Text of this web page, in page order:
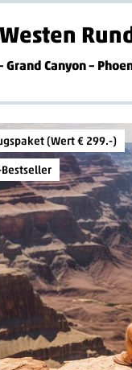
Grand Canyon –
(Wert € 299.-)
Bestseller